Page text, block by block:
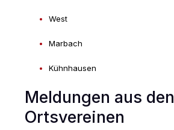
West
Marbach
Kühnhausen
Meldungen aus den
Ortsvereinen